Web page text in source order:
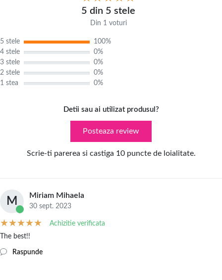
5 din 5 stele
Din 1 voturi
5 stele
100%
4 stele
0%
3 stele
0%
2 stele
0%
1 stea
0%
Detii sau ai utilizat produsul?
Posteaza review
Scrie-ti parerea si castiga 10 puncte de loialitate.
M Miriam Mihaela
30 sept. 2023
Achizitie verificata
The best!!
Raspunde